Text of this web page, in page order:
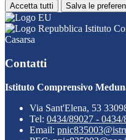
Accetta tutti Salva le
Istituto
Casarsa
Contatti
Istituto Comprensivo
Via Sant'Elena, 53
Tel: 0434/89027 - 0434/
Email: